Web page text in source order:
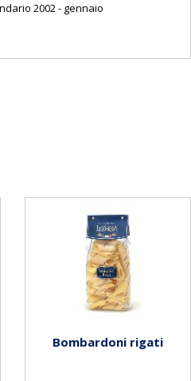
2002 - gennaio
Bombardoni rigati